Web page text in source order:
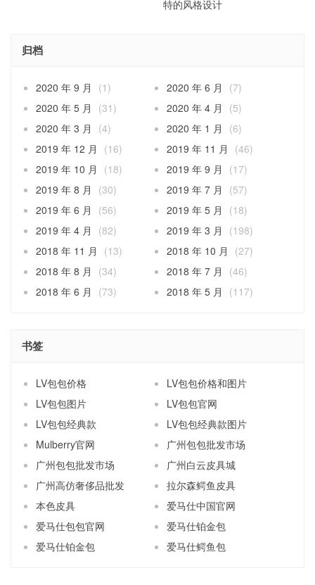
特的风格设计
归档
2020 年 9 月 (1) 2020 年 6 月
(7)
2020 年 5 月
(31) 2020 年 4 月
(5)
2020 年 3 月
(4) 2020 年 1 月
(6)
2019 年 12 月
(16) 2019 年 11 月
(46)
2019 年 10 月
(18) 2019 年 9 月
(17)
2019 年 8 月
(30) 2019 年 7 月
(57)
2019 年 6 月
(56) 2019 年 5 月
(18)
2019 年 4 月
(82) 2019 年 3 月
(198)
2018 年 11 月
(13) 2018 年 10 月
(27)
2018 年 8 月
(34) 2018 年 7 月
(46)
2018 年 6 月
(73) 2018 年 5 月 (117)
书签
LV包包价格
LV包包价格和图片
LV包包图片
LV包包官网
LV包包经典款
LV包包经典款图片
Mulberry官网
广州包包批发市场
广州包包批发市场
广州白云皮具城
广州高仿奢侈品批发
拉尔森鳄鱼皮具
本色皮具
爱马仕中国官网
爱马仕包包官网
爱马仕铂金包
爱马仕铂金包
爱马仕鳄鱼包